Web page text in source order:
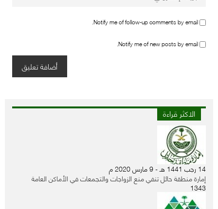
Notify me of follow-up comments by email.
Notify me of new posts by email.
الاكثر قراءة
14 رجب 1441 هـ - 9 مارس 2020 م
إمارة منطقة حائل تنفي منع الزواجات والتجمعات في الأماكن العامة
1343